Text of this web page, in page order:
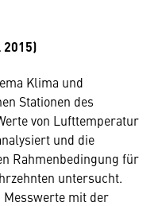
Klima und
Stationen des
von Lufttemperatur
und die
Rahmenbedingung für
untersucht.
mit der